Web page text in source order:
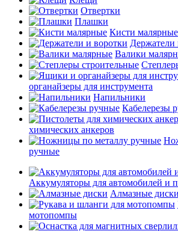
Отвертки
Плашки
Кисти малярные
Держатели
Валики
органайзеры для инструмента
Напильники
Кабелерезы
химических анкеров
ручные
Аккумуляторы для автомобилей и
Алмазные диски
мотопомпы